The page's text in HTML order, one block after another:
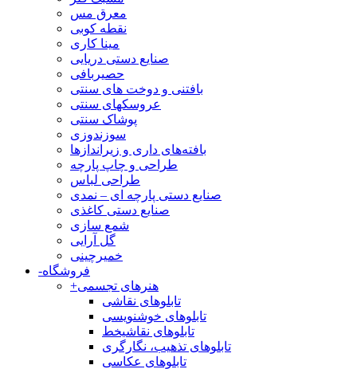
معرق مس
نقطه کوبی
مینا کاری
صنایع دستی دریایی
حصیربافی
بافتنی‌ و دوخت های سنتی
عروسکهای سنتی
پوشاک سنتی
سوزندوزی
بافته‌های داری و زیراندازها
طراحی و چاپ پارچه
طراحی لباس
صنایع دستی پارچه ای – نمدی
صنایع دستی کاغذی
شمع سازی
گل آرایی
خمیرچینی
-فروشگاه
+هنرهای تجسمی
تابلوهای نقاشی
تابلوهای خوشنویسی
تابلوهای نقاشیخط
تابلوهای تذهیب، نگارگری
تابلوهای عکاسی